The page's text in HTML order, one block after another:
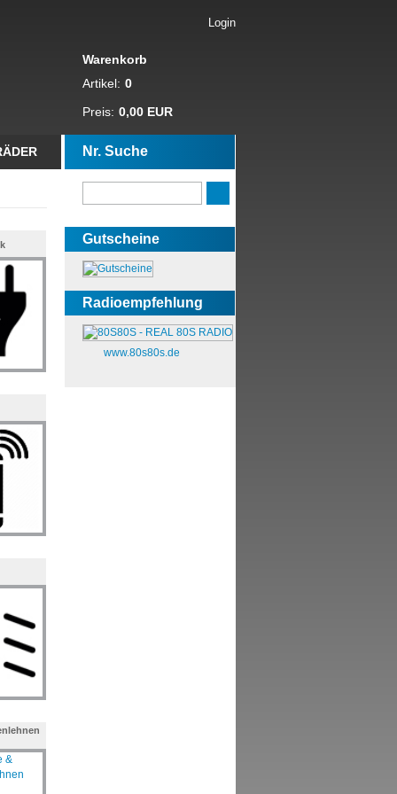
Login
Warenkorb
Artikel: 0
Preis: 0,00 EUR
Nr. Suche
Gutscheine
Radioempfehlung
www.80s80s.de